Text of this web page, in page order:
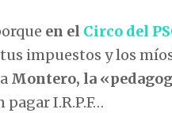
en el Circo del
impuestos y los
Montero, la
I.R.P.F…